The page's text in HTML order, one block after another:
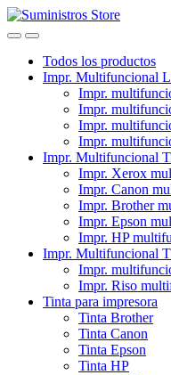
Skip
to
Skip
to
Todos los productos
Impr. Multifuncional
Impr.
Impr.
Impr.
Impr.
Impr. Multifuncional
Impr. Xerox
Impr. Canon
Impr. Brother
Impr. Epson
Impr. HP
Impr. Multifuncional
Impr.
Impr. Riso
Tinta para impresora
Tinta Brother
Tinta Canon
Tinta Epson
Tinta HP